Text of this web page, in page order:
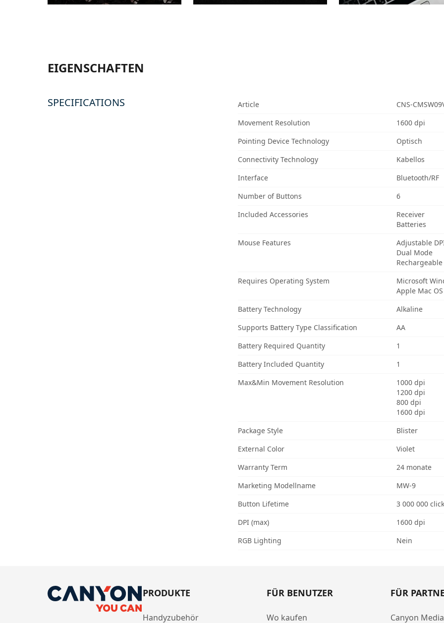
EIGENSCHAFTEN
SPECIFICATIONS Article
CNS-
Movement Resolution
1600 dpi
Pointing Device Technology
Optisch
Connectivity Technology
Kabellos
Interface
Bluetooth/RF
Number of Buttons
6
Included Accessories
Receiver
Batteries
Mouse Features
Adjustable
Dual Mode
Rechargeable
Requires Operating System
Microsoft
Apple Mac OS
Battery Technology
Alkaline
Supports Battery Type Classification
AA
Battery Required Quantity
1
Battery Included Quantity
1
Max&Min Movement Resolution
1000 dpi
1200 dpi
800 dpi
1600 dpi
Package Style
Blister
External Color
Violet
Warranty Term
24 monate
Marketing Modellname
MW-9
Button Lifetime
3 000 000
DPI (max)
1600 dpi
RGB Lighting
Nein
PRODUKTE
Handyzubehör
FÜR BENUTZER
Wo kaufen
FÜR
Canyon